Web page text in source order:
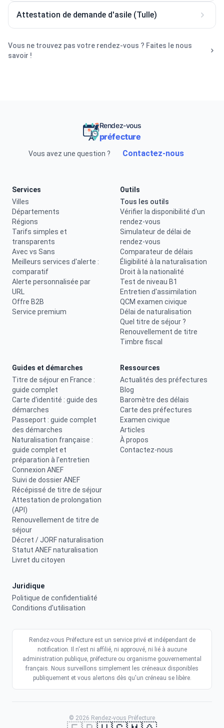
Attestation de demande d'asile (Tulle)
Vous ne trouvez pas votre rendez-vous ? Faites le nous
savoir !
Rendez-vous
préfecture
Vous avez une question ? Contactez-nous
Services
Villes
Départements
Régions
Tarifs simples et
transparents
Avec vs Sans
Meilleurs services d'alerte :
comparatif
Alerte personnalisée par
URL
Offre B2B
Service premium
Outils
Tous les outils
Vérifier la disponibilité d'un
rendez-vous
Simulateur de délai de
rendez-vous
Comparateur de délais
Éligibilité à la naturalisation
Droit à la nationalité
Test de niveau B1
Entretien d'assimilation
QCM examen civique
Délai de naturalisation
Quel titre de séjour ?
Renouvellement de titre
Timbre fiscal
Guides et démarches
Titre de séjour en France :
guide complet
Carte d'identité : guide des
démarches
Passeport : guide complet
des démarches
Naturalisation française :
guide complet et
préparation à l'entretien
Connexion ANEF
Suivi de dossier ANEF
Récépissé de titre de séjour
Attestation de prolongation
(API)
Renouvellement de titre de
séjour
Décret / JORF naturalisation
Statut ANEF naturalisation
Livret du citoyen
Ressources
Actualités des préfectures
Blog
Baromètre des délais
Carte des préfectures
Examen civique
Articles
À propos
Contactez-nous
Juridique
Politique de confidentialité
Conditions d'utilisation
Rendez-vous Préfecture est un service privé et indépendant de
notification. Il n'est ni affilié, ni approuvé, ni lié à aucune
administration publique, préfecture ou organisme gouvernemental
français. Nous surveillons simplement les créneaux disponibles
publiquement et vous alertons dès qu'un créneau se libère.
© 2026 Rendez-vous Préfecture